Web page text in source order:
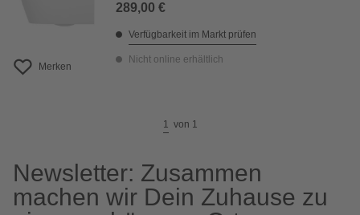
Merken
289,00 €
Verfügbarkeit im Markt prüfen
Nicht online erhältlich
1 von 1
Newsletter: Zusammen
machen wir Dein Zuhause zu